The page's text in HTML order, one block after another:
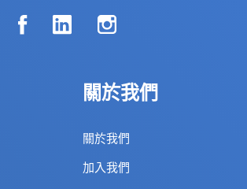
關於我們
關於我們
加入我們